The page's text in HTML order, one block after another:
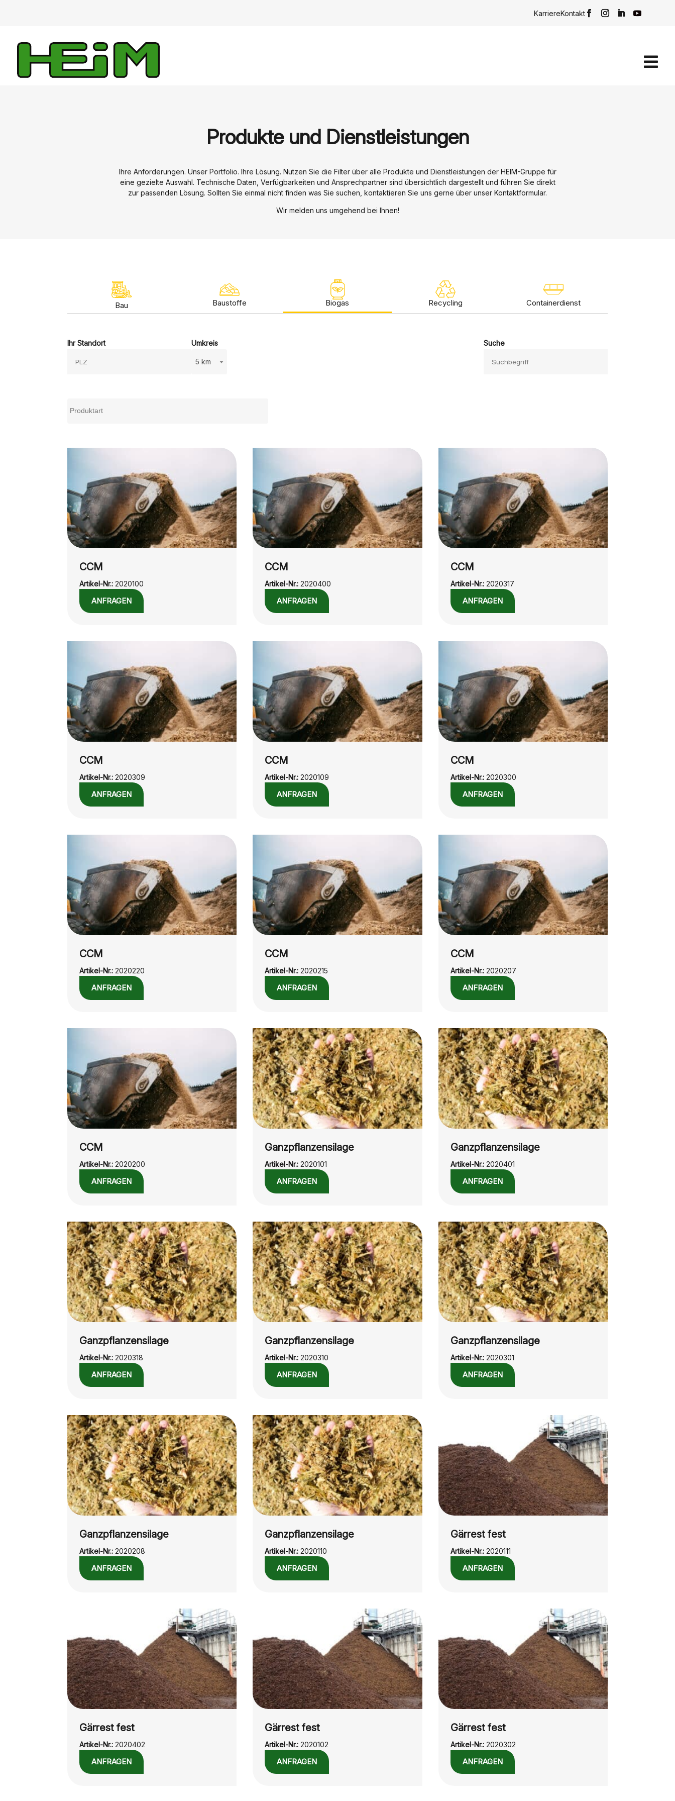
KarriereKontakt

Produkte und Dienstleistungen
Ihre Anforderungen. Unser Portfolio. Ihre Lösung. Nutzen Sie die Filter über alle Produkte und Dienstleistungen der HEIM-Gruppe für
eine gezielte Auswahl. Technische Daten, Verfügbarkeiten und Ansprechpartner sind übersichtlich dargestellt und führen Sie direkt
zur passenden Lösung. Sollten Sie einmal nicht finden was Sie suchen, kontaktieren Sie uns gerne über unser Kontaktformular.
Wir melden uns umgehend bei Ihnen!
Bau Baustoffe Biogas Recycling Containerdienst
Ihr Standort Umkreis
5 km
Suche
CCM
Artikel-Nr.: 2020100
ANFRAGEN
CCM
Artikel-Nr.: 2020400
ANFRAGEN
CCM
Artikel-Nr.:2020317
ANFRAGEN
CCM
Artikel-Nr.: 2020309
ANFRAGEN
CCM
Artikel-Nr.: 2020109
ANFRAGEN
CCM
Artikel-Nr.:2020300
ANFRAGEN
CCM
Artikel-Nr.: 2020220
ANFRAGEN
CCM
Artikel-Nr.: 2020215
ANFRAGEN
CCM
Artikel-Nr.:2020207
ANFRAGEN
CCM
Artikel-Nr.: 2020200
ANFRAGEN
Ganzpflanzensilage
Artikel-Nr.: 2020101
ANFRAGEN
Ganzpflanzensilage
Artikel-Nr.:2020401
ANFRAGEN
Ganzpflanzensilage
Artikel-Nr.: 2020318
ANFRAGEN
Ganzpflanzensilage
Artikel-Nr.: 2020310
ANFRAGEN
Ganzpflanzensilage
Artikel-Nr.:2020301
ANFRAGEN
Ganzpflanzensilage
Artikel-Nr.: 2020208
ANFRAGEN
Ganzpflanzensilage
Artikel-Nr.: 2020110
ANFRAGEN
Gärrest fest
Artikel-Nr.:2020111
ANFRAGEN
Gärrest fest
Artikel-Nr.: 2020402
ANFRAGEN
Gärrest fest
Artikel-Nr.: 2020102
ANFRAGEN
Gärrest fest
Artikel-Nr.:2020302
ANFRAGEN